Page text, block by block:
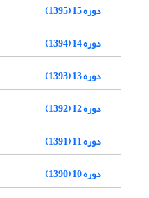
دوره 15 (1395)
دوره 14 (1394)
دوره 13 (1393)
دوره 12 (1392)
دوره 11 (1391)
دوره 10 (1390)